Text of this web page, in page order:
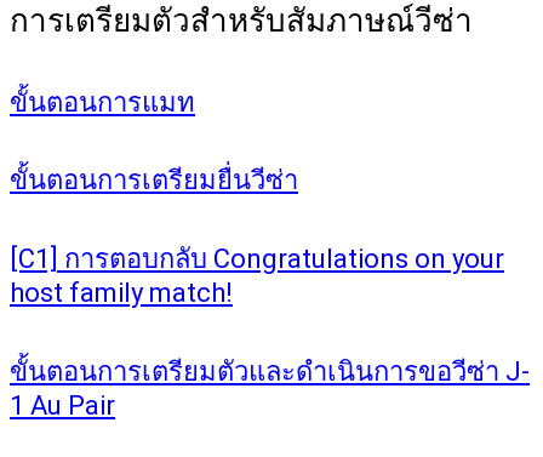
การเตรียมตัวสำหรับสัมภาษณ์วีซ่า
ขั้นตอนการแมท
ขั้นตอนการเตรียมยื่นวีซ่า
[C1] การตอบกลับ Congratulations on your
host family match!
ขั้นตอนการเตรียมตัวและดำเนินการขอวีซ่า J-
1 Au Pair